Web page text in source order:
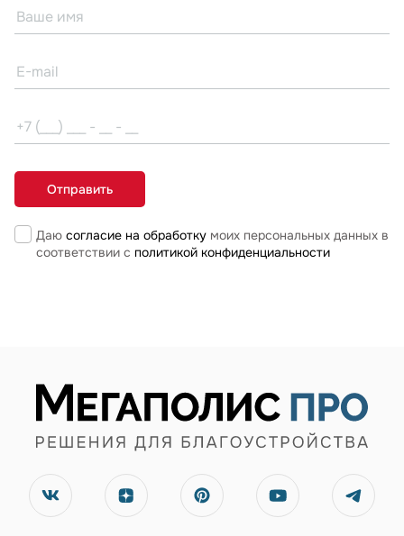
Даю согласие на обработкумоих персональных данных в
соответствии с политикой конфиденциальности